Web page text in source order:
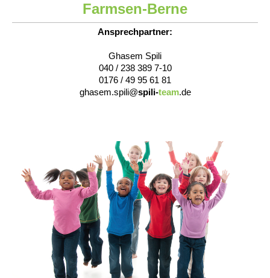
Farmsen-Berne
Ansprechpartner:
Ghasem Spili
040 / 238 389 7-10
0176 / 49 95 61 81
ghasem.spili@spili-team.de